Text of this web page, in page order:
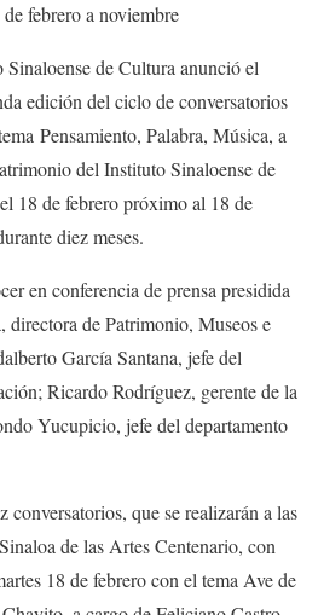
febrero a noviembre
Sinaloense de Cultura anunció el
edición del ciclo de conversatorios
Pensamiento, Palabra, Música, a
del Instituto Sinaloense de
18 de febrero próximo al 18 de
diez meses.
en conferencia de prensa presidida
directora de Patrimonio, Museos e
García Santana, jefe del
Ricardo Rodríguez, gerente de la
Yucupicio, jefe del departamento
conversatorios, que se realizarán a las
de las ArtesCentenario, con
18 de febrero con el tema Ave de